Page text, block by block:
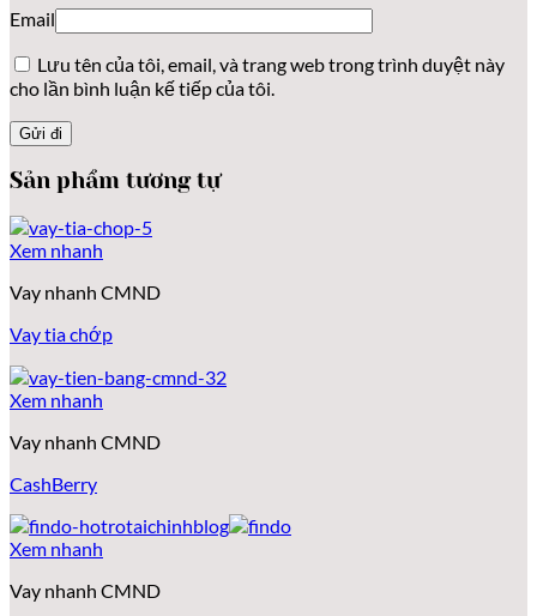
Email
Lưu tên của tôi, email, và trang web trong trình duyệt này
cho lần bình luận kế tiếp của tôi.
Sản phẩm tương tự
Xem nhanh
Vay nhanh CMND
Vay tia chớp
Xem nhanh
Vay nhanh CMND
CashBerry
Xem nhanh
Vay nhanh CMND